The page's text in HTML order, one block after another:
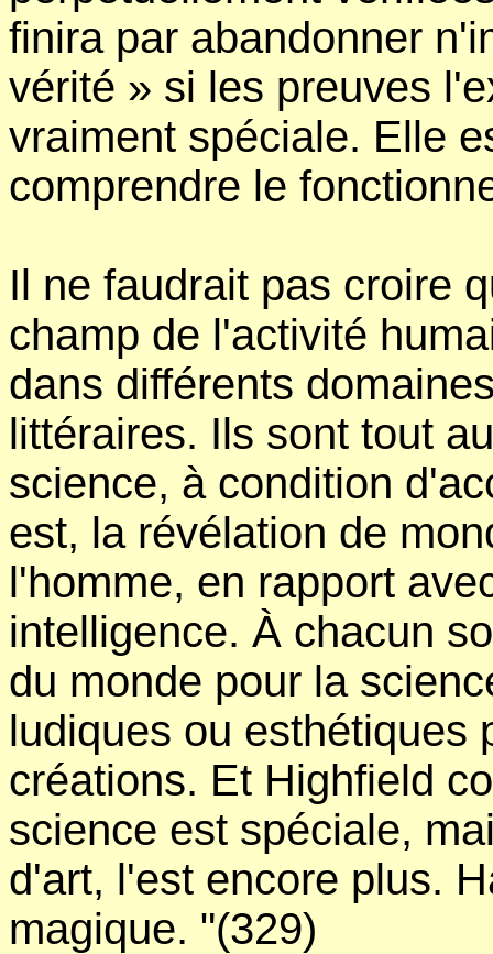
finira par abandonner
vérité » si les preuves
vraiment spéciale. Elle
comprendre le
Il ne faudrait pas croire
champ de l'activité
dans différents
littéraires. Ils sont tout
science, à condition
est, la révélation de
l'homme, en rapport
intelligence. À chacun
du monde pour la
ludiques ou esthétiques
créations. Et Highfield
science est spéciale,
d'art, l'est encore plus.
magique. "(329)